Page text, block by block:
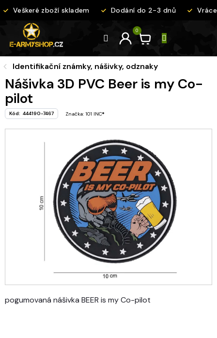
na
Veškeré zboží skladem Dodání do 2-3 dnů
Identifikační známky, nášivky, odznaky
Nášivka 3D PVC Beer is my Co-
pilot
Kód: 444190-7467 Značka: 101 INC®
pogumovaná nášivka BEER is my Co-pilot